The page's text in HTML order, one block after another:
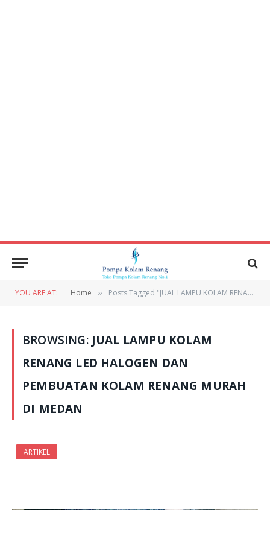
YOU ARE AT: Home » Posts Tagged "JUAL LAMPU KOLAM RENANG LED HALOGEN DAN PEMBUATAN KOLAM RENANG MURAH DI MEDAN"
BROWSING: JUAL LAMPU KOLAM
RENANG LED HALOGEN DAN
PEMBUATAN KOLAM RENANG MURAH
DI MEDAN
ARTIKEL